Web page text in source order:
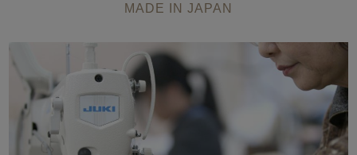
MADE IN JAPAN